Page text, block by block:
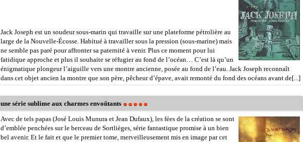
Jack Joseph est un soudeur sous-marin qui travaille sur une plateforme pétrolière au
large de la Nouvelle-Écosse. Habitué à travailler sous la pression (sous-marine) mais
ne semble pas paré pour affronter sa paternité à venir. Plus ce moment pour lui
fatidique approche et plus il souhaite se réfugier au fond de l’océan… C’est là qu’un
énigmatique plongeur l’aiguille vers une montre ancienne, posée au fond de l’eau. Jack Joseph reconnaît
dans cet objet ancien la montre que son père, pêcheur d’épave, avait remonté du fond des océans avant de[...]
une série sublime aux charmes envoûtants
Avec de tels papas (José Louis Munura et Jean Dufaux), les fées de la création se sont
d’emblée penchées sur le berceau de Sortlièges, série fantastique promise à un bien
bel avenir. Et le fait et que le premier tome, merveilleusement mis en image par cet